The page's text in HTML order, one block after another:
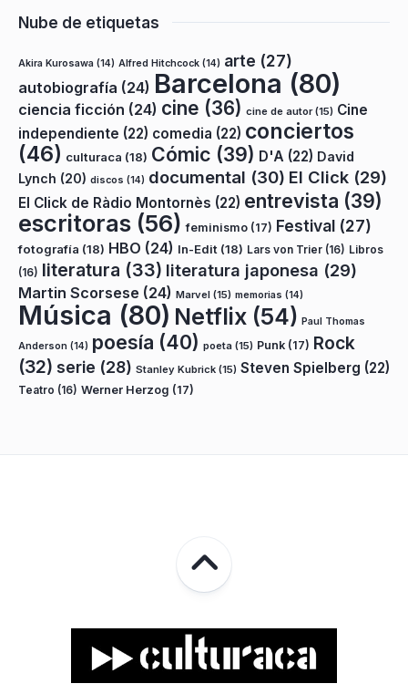
Nube de etiquetas
Akira Kurosawa (14) Alfred Hitchcock (14) arte (27)
autobiografía (24) Barcelona (80)
ciencia ficción (24) cine (36) cine de autor(15) Cine
independiente (22) comedia (22) conciertos
(46) culturaca (18) Cómic (39) D'A (22) David
Lynch (20) discos (14) documental (30) El Click (29)
El Click de Ràdio Montornès (22) entrevista (39)
escritoras (56) feminismo (17) Festival (27)
fotografía (18) HBO (24) In-Edit (18) Lars von Trier (16) Libros
(16) literatura (33) literatura japonesa (29)
Martin Scorsese (24) Marvel (15) memorias (14)
Música (80) Netflix (54) Paul Thomas
Anderson (14) poesía (40) poeta (15) Punk (17) Rock
(32) serie (28) Stanley Kubrick (15) Steven Spielberg (22)
Teatro (16) Werner Herzog (17)